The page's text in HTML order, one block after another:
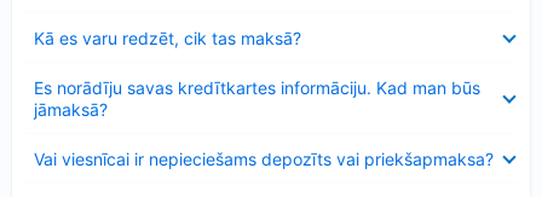
Kā es varu redzēt, cik tas maksā?
Es norādīju savas kredītkartes informāciju. Kad man būs
jāmaksā?
Vai viesnīcai ir nepieciešams depozīts vai priekšapmaksa?